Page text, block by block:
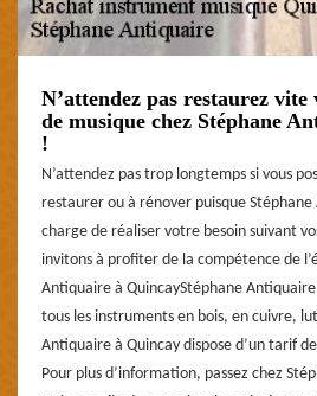
N’attendez pas restaurez
de musique chez Stéphane
!
N’attendez pas trop longtemps si vous
restaurer ou à rénover puisque
charge de réaliser votre besoin suivant
invitons à profiter de la compétence de
Antiquaire à QuincayStéphane
tous les instruments en bois, en cuivre,
Antiquaire à Quincay dispose d’un tarif
Pour plus d’information, passez chez